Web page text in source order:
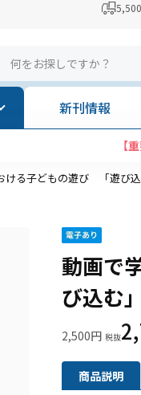
新刊情報
【
ける子どもの遊び 「遊び
動画で
び込む
2,500円
商品説明